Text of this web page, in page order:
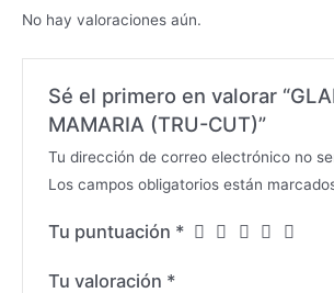
No hay valoraciones aún.
Sé el primero en valorar
MAMARIA (TRU-CUT)”
Tu dirección de correo electrónico no
Los campos obligatorios están
Tu puntuación *
Tu valoración *